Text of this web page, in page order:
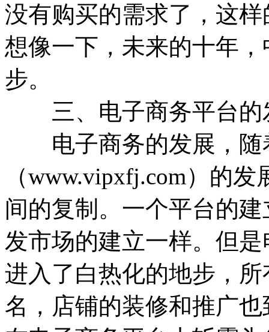
没有购买的需求了，这
想像一下，未来的十年
步。
三、电子商务平台的
电子商务的发展，随
（www.vipxfj.com）的
间的复制。一个平台的
发市场的建立一样。但
进入了白热化的地步，
名，店铺的装修和推广